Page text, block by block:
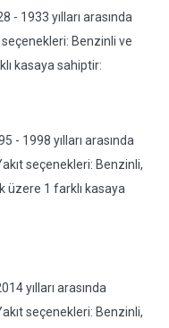
- 1933 yılları arasında
Benzinli ve
kasaya sahiptir:
- 1998 yılları arasında
seçenekleri: Benzinli,
üzere 1 farklı kasaya
yılları arasında
seçenekleri: Benzinli,